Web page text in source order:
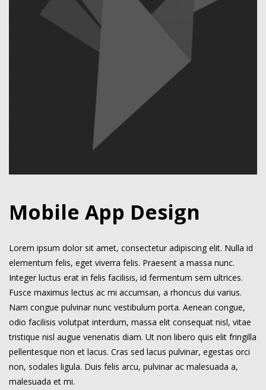
Mobile App Design
Lorem ipsum dolor sit amet, consectetur adipiscing elit. Nulla id
elementum felis, eget viverra felis. Praesent a massa nunc.
Integer luctus erat in felis facilisis, id fermentum sem ultrices.
Fusce maximus lectus ac mi accumsan, a rhoncus dui varius.
Nam congue pulvinar nunc vestibulum porta. Aenean congue,
odio facilisis volutpat interdum, massa elit consequat nisl, vitae
tristique nisl augue venenatis diam. Ut non libero quis elit fringilla
pellentesque non et lacus. Cras sed lacus pulvinar, egestas orci
non, sodales ligula. Duis felis arcu, pulvinar ac malesuada a,
malesuada et mi.